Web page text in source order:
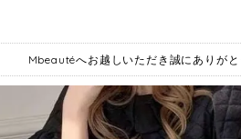
Mbeautéへお越しいただき誠にありが